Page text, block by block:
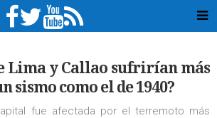
Lima y Callao sufrirían más
sismo como el de 1940?
fue afectada por el terremoto más